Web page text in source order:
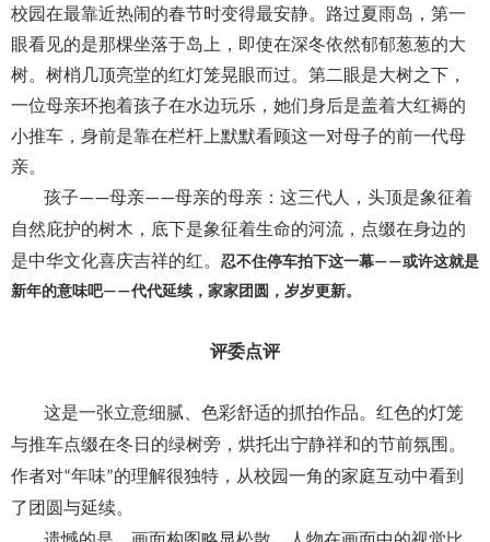
校园在最靠近热闹的春节时变得最安静。路过夏雨岛，第一
眼看见的是那棵坐落于岛上，即使在深冬依然郁郁葱葱的大
树。树梢几顶亮堂的红灯笼晃眼而过。第二眼是大树之下，
一位母亲环抱着孩子在水边玩乐，她们身后是盖着大红褥的
小推车，身前是靠在栏杆上默默看顾这一对母子的前一代母
亲。
孩子——母亲——母亲的母亲：这三代人，头顶是象征着
自然庇护的树木，底下是象征着生命的河流，点缀在身边的
是中华文化喜庆吉祥的红。 忍不住停车拍下这一幕——或许这就是
新年的意味吧——代代延续，家家团圆，岁岁更新。
评委点评
这是一张立意细腻、色彩舒适的抓拍作品。红色的灯笼
与推车点缀在冬日的绿树旁，烘托出宁静祥和的节前氛围。
作者对“年味”的理解很独特，从校园一角的家庭互动中看到
了团圆与延续。